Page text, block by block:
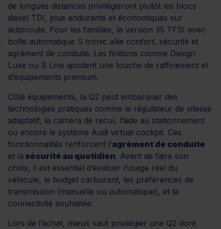
de longues distances privilégieront plutôt les blocs
diesel TDI, plus endurants et économiques sur
autoroute. Pour les familles, la version 35 TFSI avec
boîte automatique S tronic allie confort, sécurité et
agrément de conduite. Les finitions comme Design
Luxe ou S Line ajoutent une touche de raffinement et
d’équipements premium.
Côté équipements, la Q2 peut embarquer des
technologies pratiques comme le régulateur de vitesse
adaptatif, la caméra de recul, l’aide au stationnement
ou encore le système Audi virtual cockpit. Ces
fonctionnalités renforcent l’agrément de conduite
et la sécurité au quotidien. Avant de faire son
choix, il est essentiel d’évaluer l’usage réel du
véhicule, le budget carburant, les préférences de
transmission (manuelle ou automatique), et la
connectivité souhaitée.
Lors de l’achat, mieux vaut privilégier une Q2 dont